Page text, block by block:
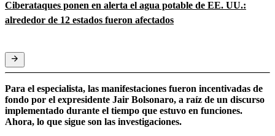
Ciberataques ponen en alerta el agua potable de EE. UU.:
alrededor de 12 estados fueron afectados
Para el especialista, las manifestaciones fueron incentivadas de
fondo por el expresidente Jair Bolsonaro, a raíz de un discurso
implementado durante el tiempo que estuvo en funciones.
Ahora, lo que sigue son las investigaciones.